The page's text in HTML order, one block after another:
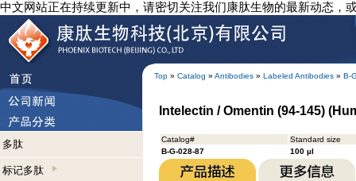
中文网站正在持续更新中，请密切关注我们康肽生物的最新动态，
Top » Catalog » Antibodies » Labeled Antibodies » B-
多肽
标记多肽
Intelectin / Omentin (94-145)
Catalog#
Standard size
B-G-028-87
100 µl